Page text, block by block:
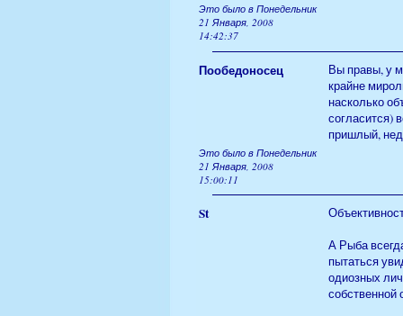
Это было в Понедельник
21 Января, 2008
14:42:37
Пообедоносец
Вы правы, у
крайне
насколько
согласится)
пришлый,
Это было в Понедельник
21 Января, 2008
15:00:11
St
А Рыба
пытаться
одиозных
собственной